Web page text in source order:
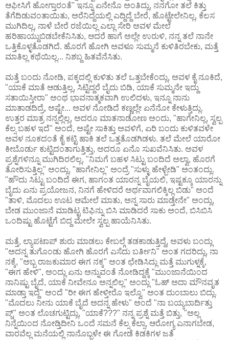
ಆಫೀಸಿಗೆ ಹೋಗ್ತಾರಂತೆ" ಇನ್ನೂ ಏನೇನೊ ಅಂತಿದ್ಲು, ನನಗೋ ತಲೆ ಕಿತ್ತು
ತೆಗೆದಿಡುವಂತಾಯಿತು, ಅರೆನಿದ್ದೆಯಲ್ಲಿ ಎದ್ದಿದ್ದೆ ಬೇರೆ, ಹೊಟ್ಟೇಲೇನಿಲ್ಲ, ಕೆಲಸ
ಮುಗಿದಿಲ್ಲ, ನಾಳೆ ಬೇರೆ ರಜೆಯಿಲ್ಲ ಎಲ್ಲಾ ಸೇರಿ ಅವಳ ಮೇಲೆ
ಹರಿಹಾಯ್ದುಬಿಡಬೇಕೆನಿಸಿತು, ಆದರೆ ಹಾಗೆ ಅಲ್ಲೇ ಉರುಳಿ, ನನ್ನ ತಲೆ ನಾನೇ
ಒತ್ತಿಕೊಳ್ಳತೊಡಗಿದೆ. ಹೊರಗೆ ಹೋಗಿ ಅವಳೂ ಸುಮ್ಮನೆ ಕುಳಿತಿರಬೇಕು, ಮತ್ತೆ
ಮಾತಿಲ್ಲ ಕಥೆಯಿಲ್ಲ... ನಿಶಬ್ದ ಹಿತವೆನೆಸಿತು.
ಮತ್ತೆ ಬಂದು ನೋಡಿ, ಪಕ್ಕದಲ್ಲಿ ಕುಳಿತು ತಲೆ ಒತ್ತಬೇಕೆಂದ್ಲು, ಅವಳ ಕೈ ನೂಕಿದೆ,
"ಯಾಕೆ ಮಾತೆ ಆಡುತ್ತಿಲ್ಲ, ಸಿಟ್ಟಿದ್ದರೆ ಬೈದು ಬಿಡಿ, ಯಾಕೆ ಸುಮ್ಮನೇ ಇದ್ದು
ಸತಾಯಿಸ್ತೀರಾ" ಅಂಥ ಭಾವನಾತ್ಮಕವಾಗಿ ಉಲಿದಳು, ಇನ್ನೂ ನಾನು
ಮಾತಾಡದಿದ್ರೆ, ಅಷ್ಟೇ... ಅವಳ ನೋಡಿದೆ ಕಣ್ಣಲ್ಲೇ ಏನೆನೋ ಕೇಳುತ್ತಿದ್ಲು.
ಉತ್ತರ ಮಾತ್ರ ನನ್ನಲ್ಲಿಲ್ಲ, ಅದರೂ ಮಾತನಾಡೋಣ ಅಂದು, "ಹಾಗೇನಿಲ್ಲ, ಸ್ವಲ್ಪ
ಕೆಲ್ಸ ಬಹಳ ಇದೆ" ಅಂದೆ, ಅಷ್ಟೇ ಸಾಕಿತ್ತು ಅವಳಿಗೆ, ಏರಿ ಬಂದು ಕುಳಿತವಳೇ
ಅವಳ ನೂಕದಂತೆ ಕೈ ಕಟ್ಟಿ ಹಾಕಿ ತಲೆ ಒತ್ತತೊಡಗಿಡಳು. ತಲೆ ಮೇಲೆ ಯಾರೋ
ಕೀಬೊರ್ಡು ಕುಟ್ಟಿದಂತಾಗುತ್ತಿತ್ತು, ಅದರೂ ಏನೊ ಸುಖವೆನಿಸಿತು. ಅವಳ
ಪ್ರಶ್ನೆಗಳಿನ್ನೂ ಮುಗಿದಿರಲಿಲ್ಲ, "ನಿಮಗೆ ಬಹಳ ಸಿಟ್ಟು ಬಂದಿದೆ ಅಲ್ವಾ, ಹೊರಗೆ
ತೋರಿಸುತ್ತಿಲ್ಲ" ಅಂದ್ಲು, "ಹಾಗೇನಿಲ್ಲ" ಅಂದ್ರೆ "ಸುಳ್ಳು ಹೇಳ್ಬೇಡಿ" ಅಂತಂದ್ಲು.
"ಹೌದು ಸಿಟ್ಟು ಬಂದಿದೆ ಈಗ, ಹಾಗಂತ ಯಾರನ್ನ ಬೈಯಲಿ, ಇಷ್ಟಕ್ಕೂ ಯಾರನ್ನು
ಬೈದು ಏನು ಪ್ರಯೋಜನ, ನಿನಗೆ ಹೇಳಿದರೆ ಅರ್ಥವಾಗಲಿಕ್ಕಿಲ್ಲ ಬಿಡು" ಅಂದೆ
"ತಾಳಿ, ಮೊದಲು ಊಟ ಆಮೇಲೆ ಮಾತು, ಅನ್ನ ಸಾರು ಮಾಡ್ತೇನೇ" ಅಂದ್ಲು,
ಬೇಡ ಮುಂಜಾನೆ ಮಾಡಿಟ್ಟ ಟಿಫಿನ್ನು ಬಿಸಿ ಮಾಡಿದರೆ ಸಾಕು ಅಂದೆ, ಬಿಸಿಬಿಸಿ
ಒಂದಿಷ್ಟು ಹೊಟ್ಟೆಗೆ ಬಿದ್ದ ಮೇಲೇ ಸ್ವಲ್ಪ ಹಾಯೆನಿಸಿತು.
ಮತ್ತೆ, ಲ್ಯಾಪಟಾಪ್ ಶುರು ಮಾಡಲು ಕೇಬಲ್ಗೆ ತಡಕಾಡುತ್ತಿದ್ದೆ, ಅವಳು ಬಂದ್ಲು
"ಅದನ್ನ ತುಗೊಂಡು ಹೋಗಿ ಹೊರಗೆ ಎಸೆದು ಬರ್ತೀನಿ" ಅಂತ ಗದರಿದ್ಲು, ನಾ
ನಕ್ಕೆ, "ಅಬ್ಬ ರಾಜಕುಮಾರ ಈಗ ನಕ್ಕ" ಅಂತ ಛೇಡಿಸಿದ್ಲು ಮತ್ತೆ ಮುಗುಳ್ನಕ್ಕೆ,
"ಈಗ ಹೇಳಿ", ಅಂದ್ಲು ಏನು ಅನ್ನುವಂತೆ ನೋಡಿದ್ದಕ್ಕೆ "ಮುಂಜಾನೆಯಿಂದ
ನಾನಿಷ್ಟು ಬೈದೆ, ಯಾಕೆ ನೀವೇನೂ ಅನ್ನಲಿಲ್ಲ" ಅಂದ್ಲು "ಓಹ್ ಅದಾ ಮೌನವೃತ
ಮಾಡ್ತಾ ಇದ್ದೆ" ಅಂದೆ "ರೀ ಈಗ ಹೇಳ್ತೀರೊ ಇಲ್ವೊ" ಅಂತ ದುಂಬಾಲು ಬಿದ್ಲು.
"ಮೊದಲು ನೀನು ಯಾಕೆ ಬೈದೆ ಅದನ್ನ ಹೇಳು" ಅಂದೆ "ನಾ ಬಯ್ಯಬಾರ್ದಿತ್ತು
ಪ್ಚ್" ಅಂತ ಲೊಚಗುಟ್ಟಿದ್ಲು, "ಯಾಕೆ???" ನನ್ನ ಪ್ರಶ್ನೆ ಮತ್ತೆ ಬಿತ್ತು, "ಅಲ್ಲ
ನಿನ್ನೆಯಿಂದ ನೋಡ್ತಿದೀನಿ ಒಂದೆ ಸಮನೆ ಕೆಲ್ಸ ಕೆಲ್ಸಾ, ಆರೋಗ್ಯ ಎನಾಗಬೇಡ,
ವಾರವೆಲ್ಲ ಮನೆಯಲ್ಲಿ ನಾನೊಬ್ಬಳೇ ಈ ಗೋಡೆ ಕಿಡಕಿಗಳ ಜತೆ